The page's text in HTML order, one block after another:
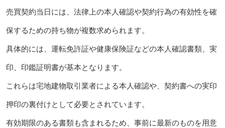
売買契約当日には、法律上の本人確認や契約行為の有効性を確
保するための持ち物が複数求められます。
具体的には、運転免許証や健康保険証などの本人確認書類、実
印、印鑑証明書が基本となります。
これらは宅地建物取引業者による本人確認や、契約書への実印
押印の裏付けとして必要とされています。
有効期限のある書類も含まれるため、事前に最新のものを用意